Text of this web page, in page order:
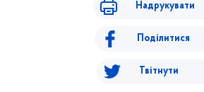
Надрукувати
Поділитися
Твітнути